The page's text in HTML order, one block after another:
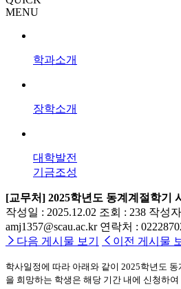
MENU
학과소개
장학소개
대학발전
기금조성
[교무처] 2025학년도 동계계절학기
작성일 : 2025.12.02 조회 : 238 작성
amj1357@scau.ac.kr 연락처 :
다음 게시물 보기
이전 게시물
학사일정에 따라 아래와 같이 2025학년도
을 희망하는 학생은 해당 기간 내에 신청하